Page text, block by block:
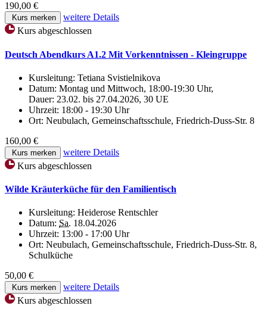
190,00 €
Kurs merken
weitere Details
Kurs abgeschlossen
Deutsch Abendkurs A1.2 Mit Vorkenntnissen - Kleingruppe
Kursleitung: Tetiana Svistielnikova
Datum: Montag und Mittwoch, 18:00-19:30 Uhr,
Dauer: 23.02. bis 27.04.2026, 30 UE
Uhrzeit: 18:00 - 19:30 Uhr
Ort: Neubulach, Gemeinschaftsschule, Friedrich-Duss-Str. 8
160,00 €
Kurs merken
weitere Details
Kurs abgeschlossen
Wilde Kräuterküche für den Familientisch
Kursleitung: Heiderose Rentschler
Datum: Sa. 18.04.2026
Uhrzeit: 13:00 - 17:00 Uhr
Ort: Neubulach, Gemeinschaftsschule, Friedrich-Duss-Str. 8,
Schulküche
50,00 €
Kurs merken
weitere Details
Kurs abgeschlossen